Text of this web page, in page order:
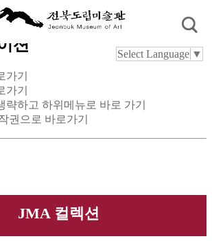
션
가기
가기
략하고 하위메뉴로 바로 가기
권으로 바로가기
Select Language ▼
JMA 컬렉션